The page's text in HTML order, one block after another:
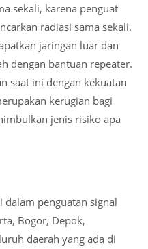
sekali, karena penguat
radiasi sama sekali.
jaringan luar dan
dengan bantuan repeater.
saat ini dengan kekuatan
kerugian bagi
jenis risiko apa
dalam penguatan signal
Bogor, Depok,
daerah yang ada di